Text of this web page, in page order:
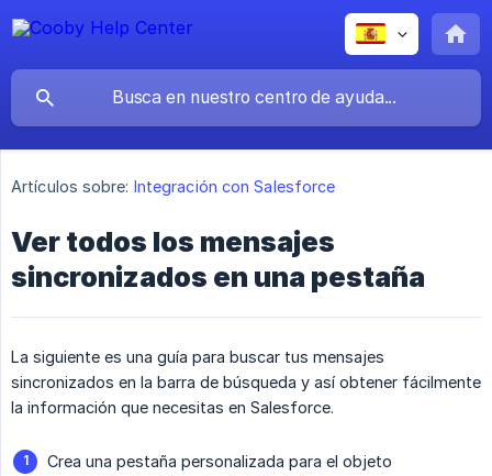
Artículos sobre: Integración con Salesforce
Ver todos los mensajes
sincronizados en una pestaña
La siguiente es una guía para buscar tus mensajes
sincronizados en la barra de búsqueda y así obtener fácilmente
la información que necesitas en Salesforce.
Crea una pestaña personalizada para el objeto